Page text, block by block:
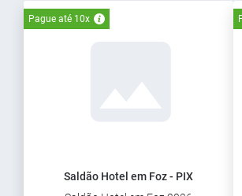
Pague até 10x
Saldão Hotel em Foz - PIX